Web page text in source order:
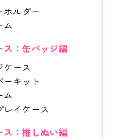
ホルダー
ム
：缶バッジ編
ケース
ーキット
ム
レイケース
：推しぬい編